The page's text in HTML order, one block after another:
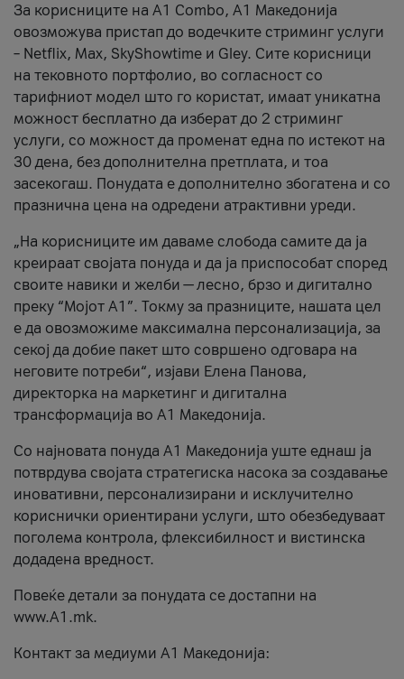
За корисниците на A1 Combo, А1 Македонија
овозможува пристап до водечките стриминг услуги
– Netflix, Max, SkyShowtime и Gley. Сите корисници
на тековното портфолио, во согласност со
тарифниот модел што го користат, имаат уникатна
можност бесплатно да изберат до 2 стриминг
услуги, со можност да променат една по истекот на
30 дена, без дополнителна претплата, и тоа
засекогаш. Понудата е дополнително збогатена и со
празнична цена на одредени атрактивни уреди.
„На корисниците им даваме слобода самите да ја
креираат својата понуда и да ја приспособат според
своите навики и желби — лесно, брзо и дигитално
преку “Мојот А1”. Токму за празниците, нашата цел
е да овозможиме максимална персонализација, за
секој да добие пакет што совршено одговара на
неговите потреби“, изјави Елена Панова,
директорка на маркетинг и дигитална
трансформација во А1 Македонија.
Со најновата понуда А1 Македонија уште еднаш ја
потврдува својата стратегиска насока за создавање
иновативни, персонализирани и исклучително
кориснички ориентирани услуги, што обезбедуваат
поголема контрола, флексибилност и вистинска
додадена вредност.
Повеќе детали за понудата се достапни на
www.А1.mk.
Контакт за медиуми А1 Македонија: